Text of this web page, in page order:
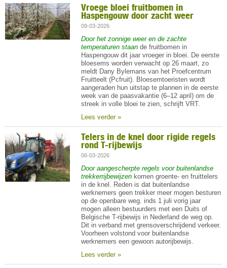
Vroege bloei fruitbomen in
Haspengouw door zacht weer
09-03-2026
Door het zonnige weer en de zachte
temperaturen staan de fruitbomen in
Haspengouw dit jaar vroeger in bloei. De eerste
bloesems worden verwacht op 26 maart, zo
meldt Dany Bylemans van het Proefcentrum
Fruitteelt (Pcfruit). Bloesemtoeristen wordt
aangeraden hun uitstap te plannen in de eerste
week van de paasvakantie (6–12 april) om de
streek in volle bloei te zien, schrijft VRT.
Lees verder »
Telers in de knel door rigide regels
rond T-rijbewijs
06-03-2026
Door aangescherpte regels voor buitenlandse
trekkerrijbewijzenkomen groente- en fruittelers
in de knel. Reden is dat buitenlandse
werknemers geen trekker meer mogen besturen
op de openbare weg. inds 1 juli vorig jaar
mogen alleen bestuurders met een Duits of
Belgische T-rijbewijs in Nederland de weg op.
Dit in verband met grensoverschrijdend verkeer.
Voorheen volstond voor buitenlandse
werknemers een gewoon autorijbewijs.
Lees verder »